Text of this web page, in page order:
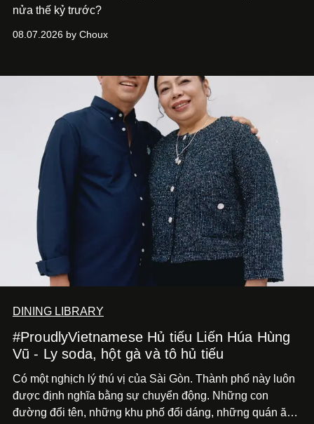
nửa thế kỷ trước?
08.07.2026 by Choux
DINING LIBRARY
#ProudlyVietnamese Hủ tiếu Liến Húa Hùng
Vũ - Ly soda, hột gà và tô hủ tiếu
Có một nghịch lý thú vị của Sài Gòn. Thành phố này luôn
được định nghĩa bằng sự chuyển động. Những con
đường đổi tên, những khu phố đổi dáng, những quán ăn